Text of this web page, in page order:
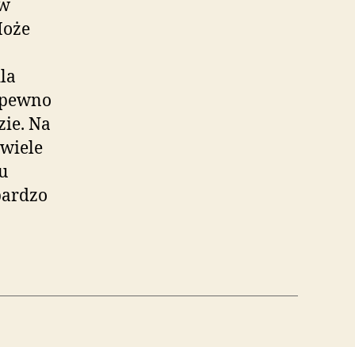
Na